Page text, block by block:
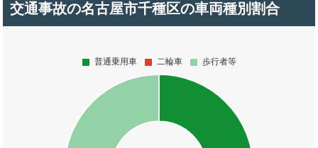
交通事故の名古屋市千種区の車両種別割合